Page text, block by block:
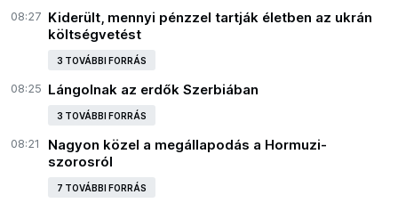
08:27 Kiderült, mennyi pénzzel tartják életben az ukrán
költségvetést
3 TOVÁBBI FORRÁS
08:25 Lángolnak az erdők Szerbiában
3 TOVÁBBI FORRÁS
08:21
Nagyon közel a megállapodás a Hormuzi-
szorosról
7 TOVÁBBI FORRÁS